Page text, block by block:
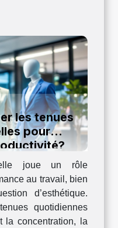
les tenues
pour
joue un rôle
au travail, bien
d’esthétique.
quotidiennes
la concentration, la